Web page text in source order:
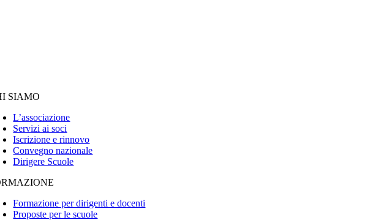
SIAMO
L’associazione
Servizi ai soci
Iscrizione e rinnovo
Convegno nazionale
Dirigere Scuole
Formazione per dirigenti e docenti
Proposte per le scuole